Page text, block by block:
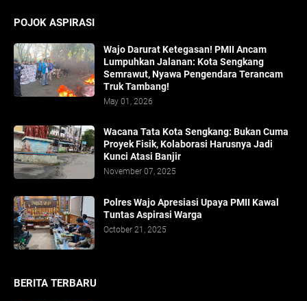
POJOK ASPIRASI
Wajo Darurat Ketegasan! PMII Ancam
Lumpuhkan Jalanan: Kota Sengkang
Semrawut, Nyawa Pengendara Terancam
Truk Tambang!
May 01, 2026
​Wacana Tata Kota Sengkang: Bukan Cuma
Proyek Fisik, Kolaborasi Harusnya Jadi
Kunci Atasi Banjir
November 07, 2025
Polres Wajo Apresiasi Upaya PMII Kawal
Tuntas Aspirasi Warga
October 21, 2025
BERITA TERBARU